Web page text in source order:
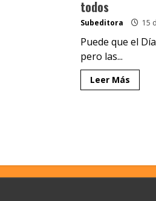
todos
Subeditora 15
Puede que el
pero las...
Leer Más